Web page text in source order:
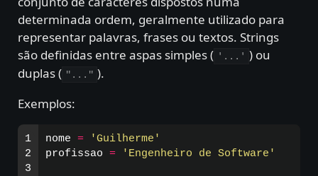
determinada ordem, geralmente utilizado para
representar palavras, frases ou textos. Strings
são definidas entre aspas simples ( '...' ) ou
duplas ( "..." ).
Exemplos:
1
2
3
nome = 'Guilherme '
profissao
= ' Engenheiro de Software '